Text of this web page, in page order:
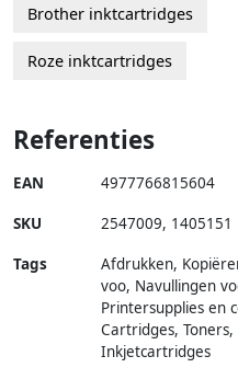
Brother inktcartridges
Roze inktcartridges
Referenties
EAN 4977766815604
SKU 2547009, 1405151
Tags
Afdrukken,
voo, Navullingen
Printersupplies en
Cartridges,
Inkjetcartridges